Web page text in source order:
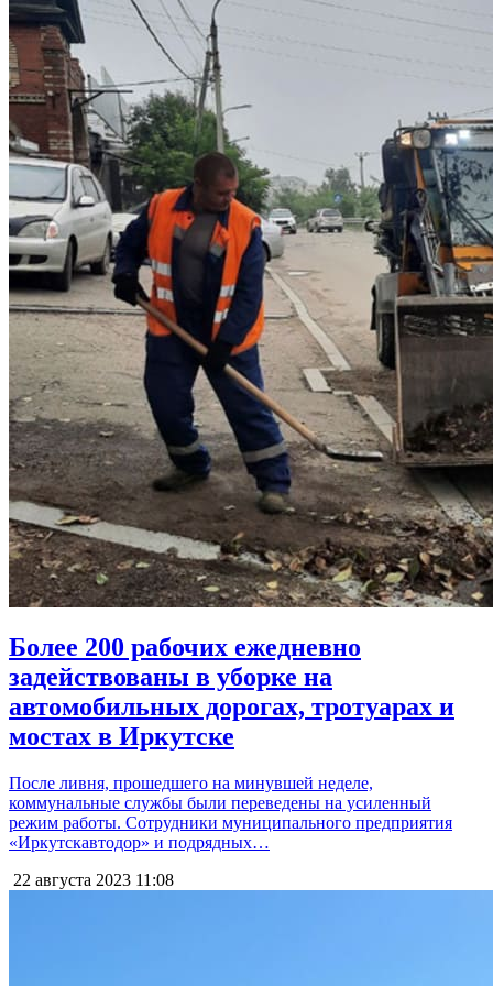
Более 200 рабочих ежедневно
задействованы в уборке на
автомобильных дорогах, тротуарах и
мостах в Иркутске
После ливня, прошедшего на минувшей неделе,
коммунальные службы были переведены на усиленный
режим работы. Сотрудники муниципального предприятия
«Иркутскавтодор» и подрядных…
22 августа 2023 11:08